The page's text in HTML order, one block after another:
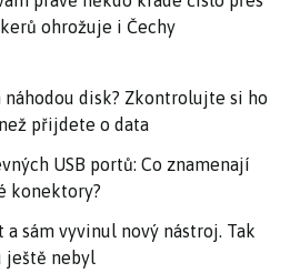
ohrožuje i Čechy
disk? Zkontrolujte si ho
přijdete o data
USB portů: Co znamenají
konektory?
sám vyvinul nový nástroj. Tak
ještě nebyl